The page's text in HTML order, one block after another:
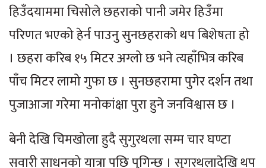
हिउँदयाममा चिसोले छहराको पानी जमेर हिउँमा
परिणत भएको हेर्न पाउनु सुनछहराको थप बिशेषता हो
। छहरा करिब १५ मिटर अग्लो छ भने त्यहाँभित्र करिब
पाँच मिटर लामो गुफा छ । सुनछहरामा पुगेर दर्शन तथा
पुजाआजा गरेमा मनोकांक्षा पुरा हुने जनविश्वास छ ।
बेनी देखि चिमखोला हुदै सुगुरथला सम्म चार घण्टा
सवारी साधनको यात्रा पछि पुगिन्छ । सुगरथलादेखि थप